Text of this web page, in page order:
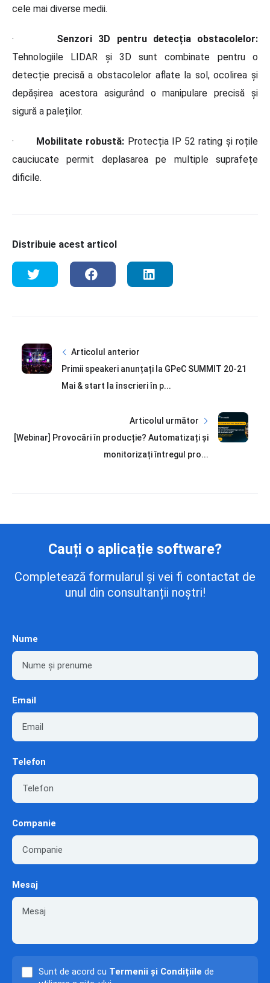
cele mai diverse medii.
· Senzori 3D pentru detecția obstacolelor:
Tehnologiile LIDAR și 3D sunt combinate pentru o
detecție precisă a obstacolelor aflate la sol, ocolirea și
depășirea acestora asigurând o manipulare precisă și
sigură a paleților.
· Mobilitate robustă: Protecția IP 52 rating și roțile
cauciucate permit deplasarea pe multiple suprafețe
dificile.
Distribuie acest articol
Articolul anterior
Primii speakeri anunțați la GPeC SUMMIT 20-21
Mai & start la înscrieri în p...
Articolul următor
[Webinar] Provocări în producție? Automatizați și
monitorizați întregul pro...
Cauți o aplicație software?
Completează formularul și vei fi contactat de
unul din consultanții noștri!
Nume
Email
Telefon
Companie
Mesaj
Sunt de acord cu Termenii și Condițiile de